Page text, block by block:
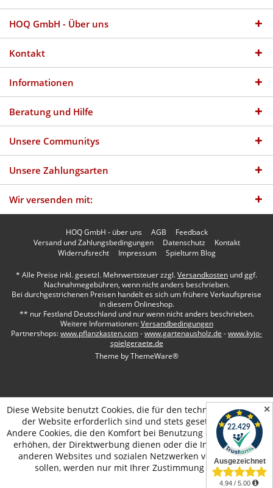
✕
HOQ GmbH - Über uns
Kontakt
Informationen
Beratung und Hilfe
Unsere Communitys
Unsere Zahlungsarten
Wir versenden mit:
HOQ GmbH - über uns AGB
Feedback
Versand und Zahlungsbedingungen
Datenschutz
Kontakt
Widerrufsrecht
Impressum Spielturm Blog
* Alle Preise inkl. gesetzl. Mehrwertsteuer zzgl.Versandkosten und ggf.
Nachnahmegebühren, wenn nicht anders beschrieben.
Bei durchgestrichenen Preisen handelt es sich um frühere Verkaufspreise
in diesem Onlineshop.
** nur Festland Deutschland und nur wenn nicht anders beschrieben.
Weitere Informationen:Versandbedingungen
Partnershops:www.pflanzkasten.com-www.gartenausholz.de -www.kyjo-
spielgeraete.de
Theme byThemeWare®
Diese Website benutzt Cookies, die für den technischen Betrieb
der Website erforderlich sind und stets gesetzt werden.
Andere Cookies, die den Komfort bei Benutzung dieser Website
erhöhen, der Direktwerbung dienen oder die Interaktion mit
anderen Websites und sozialen Netzwerken vereinfachen
sollen, werden nur mit Ihrer Zustimmung gesetzt.